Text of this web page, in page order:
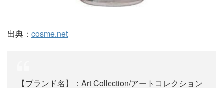
出典： cosme.net
【ブランド名】：Art Collection/アートコレクション